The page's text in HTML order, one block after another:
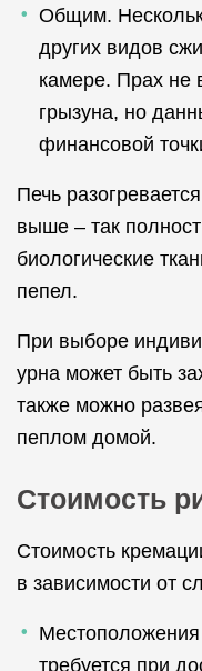
Общим.
других видов
камере. Прах не
грызуна, но
финансовой
Печь
выше – так
биологические
пепел.
При выборе
урна может быть
также можно
пеплом домой.
Стоимость
Стоимость
в зависимости от
требуется при